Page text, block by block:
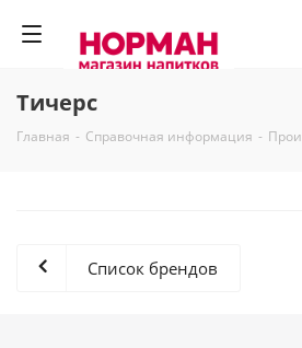
Тичерс
Главная - Справочная информация -
Список брендов